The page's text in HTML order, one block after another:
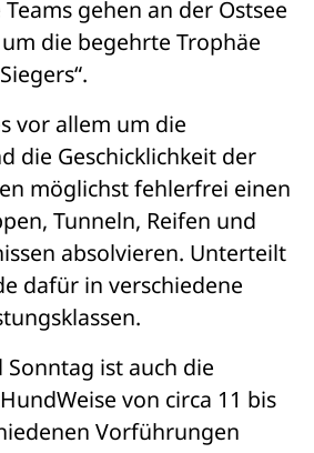
gehen an der Ostsee
die begehrte Trophäe
vor allem um die
die Geschicklichkeit der
möglichst fehlerfrei einen
Tunneln, Reifen und
absolvieren. Unterteilt
dafür in verschiedene
ist auch die
von circa 11 bis
Vorführungen